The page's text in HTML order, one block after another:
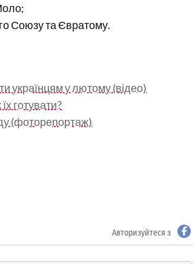
Союзу та Євратому.
українцям у лютому (відео)
готувати?
(фоторепортаж)
Авторизуйтеся з